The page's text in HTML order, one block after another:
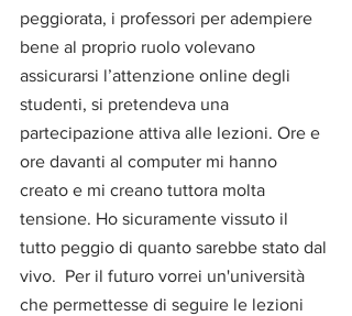
peggiorata, i professori per adempiere
bene al proprio ruolo volevano
assicurarsi l’attenzione online degli
studenti, si pretendeva una
partecipazione attiva alle lezioni. Ore e
ore davanti al computer mi hanno
creato e mi creano tuttora molta
tensione. Ho sicuramente vissuto il
tutto peggio di quanto sarebbe stato dal
vivo.  Per il futuro vorrei un'università
che permettesse di seguire le lezioni